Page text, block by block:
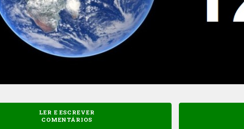
LER E ESCREVER
COMENTÁRIOS